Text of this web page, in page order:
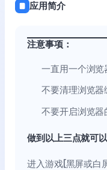
应用简介
注意事项：
一直用一个浏览
不要清理浏览器
不要开启浏览
做到以上三点就可
进入游戏[黑屏或白